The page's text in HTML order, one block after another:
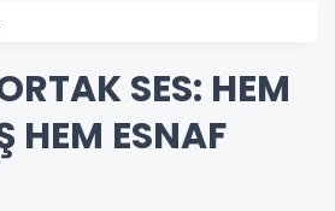
SES: HEM
HEM ESNAF